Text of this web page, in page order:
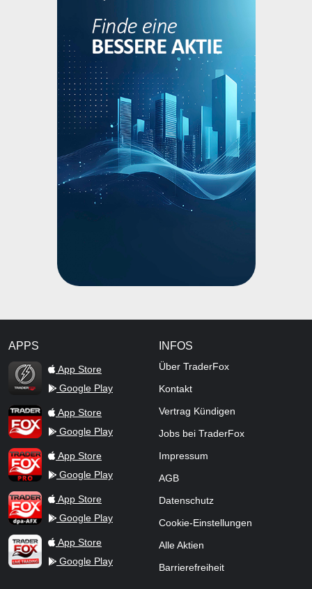
APPS
TraderFox Flash
App Store
Google Play
TraderFox AppApp Store
Google Play
TraderFox ProApp Store
Google Play
TraderFox dpa-AFX ProFeed
App Store
Google Play
TraderFox Live Trading
App Store
Google Play
INFOS
Über TraderFox
Kontakt
Vertrag Kündigen
Jobs bei TraderFox
Impressum
AGB
Datenschutz
Cookie-Einstellungen
Alle Aktien
Barrierefreiheit